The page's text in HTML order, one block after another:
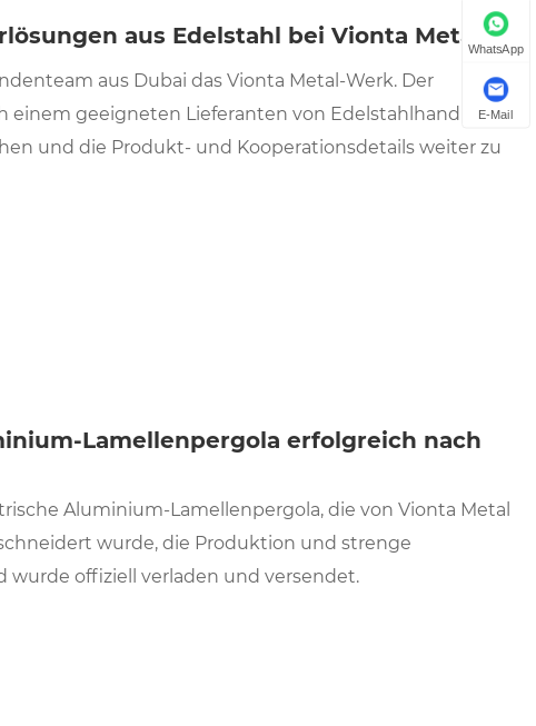
aus Edelstahl bei Vionta Metal
aus Dubai das Vionta Metal-Werk. Der
einem geeigneten Lieferanten von Edelstahlhandläufen
und die Produkt- und Kooperationsdetails weiter zu
Lamellenpergola erfolgreich nach
Aluminium-Lamellenpergola, die von Vionta Metal
wurde, die Produktion und strenge
wurde offiziell verladen und versendet.
WhatsApp
E-Mail